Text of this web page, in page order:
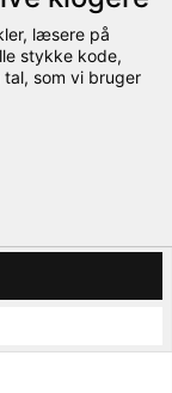
læsere på
stykke kode,
som vi bruger